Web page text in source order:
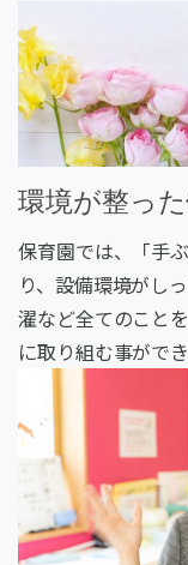
環境が整っ
保育園では、「手
り、設備環境がし
濯など全てのこと
に取り組む事ができ